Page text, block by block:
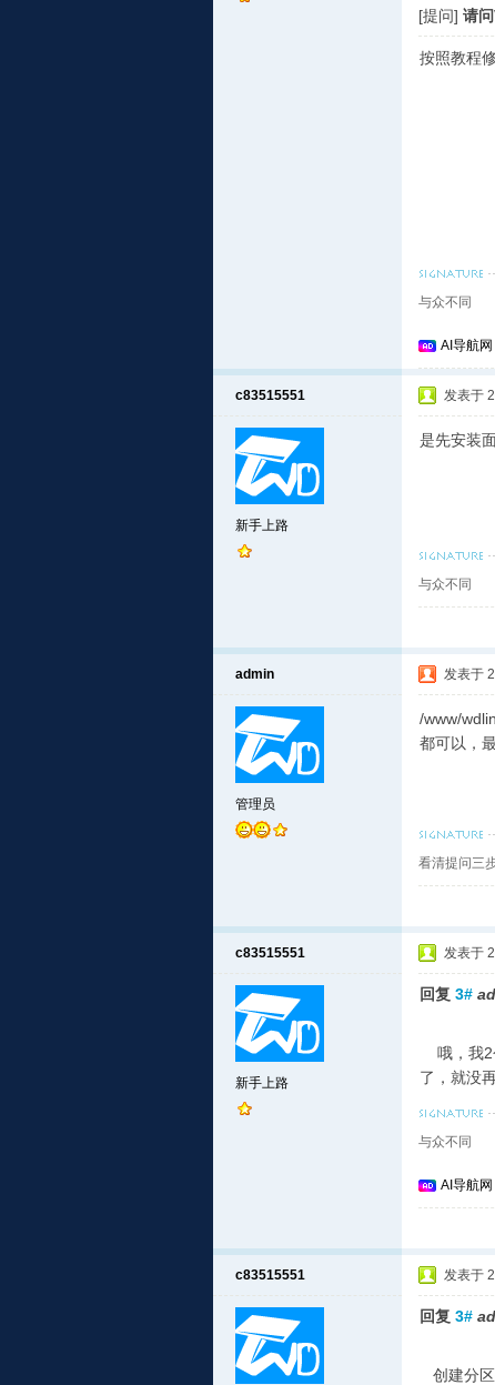
[提问] 请
按照教程
与众不同
AI导航
c83515551
新手上路
发表于
是先安装
与众不同
admin
管理员
发表于
/www/
都可以，
看清提问三
c83515551
新手上路
发表于
回复 3#
哦，我2
了，就没
与众不同
AI导航
c83515551 发表于
回复 3#
创建分